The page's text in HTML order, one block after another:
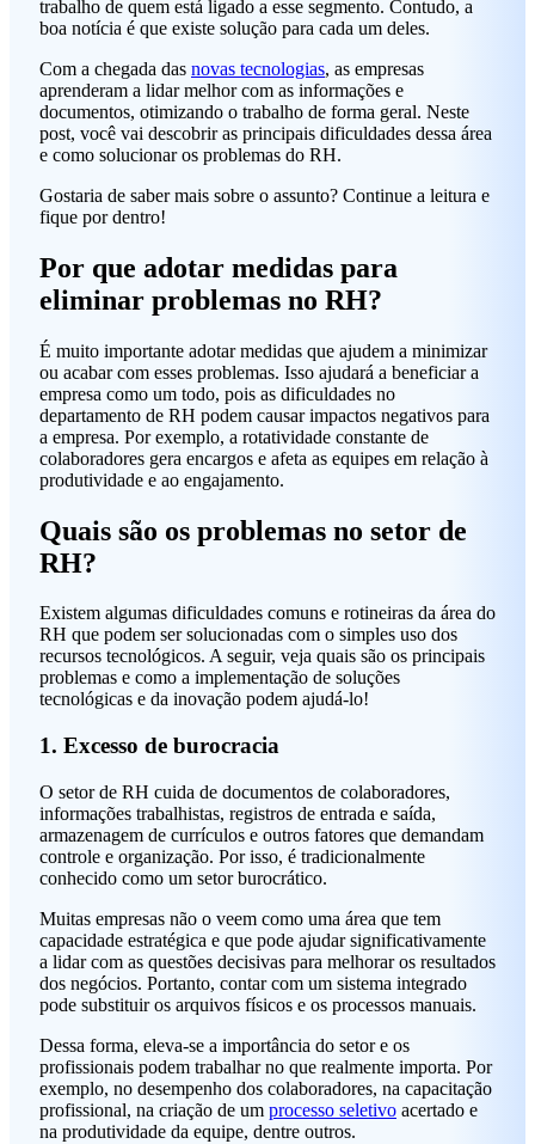
trabalho de quem está ligado a esse segmento. Contudo, a
boa notícia é que existe solução para cada um deles.
Com a chegada das novas tecnologias, as empresas
aprenderam a lidar melhor com as informações e
documentos, otimizando o trabalho de forma geral. Neste
post, você vai descobrir as principais dificuldades dessa área
e como solucionar os problemas do RH.
Gostaria de saber mais sobre o assunto? Continue a leitura e
fique por dentro!
Por que adotar medidas para
eliminar problemas no RH?
É muito importante adotar medidas que ajudem a minimizar
ou acabar com esses problemas. Isso ajudará a beneficiar a
empresa como um todo, pois as dificuldades no
departamento de RH podem causar impactos negativos para
a empresa. Por exemplo, a rotatividade constante de
colaboradores gera encargos e afeta as equipes em relação à
produtividade e ao engajamento.
Quais são os problemas no setor de
RH?
Existem algumas dificuldades comuns e rotineiras da área do
RH que podem ser solucionadas com o simples uso dos
recursos tecnológicos. A seguir, veja quais são os principais
problemas e como a implementação de soluções
tecnológicas e da inovação podem ajudá-lo!
1. Excesso de burocracia
O setor de RH cuida de documentos de colaboradores,
informações trabalhistas, registros de entrada e saída,
armazenagem de currículos e outros fatores que demandam
controle e organização. Por isso, é tradicionalmente
conhecido como um setor burocrático.
Muitas empresas não o veem como uma área que tem
capacidade estratégica e que pode ajudar significativamente
a lidar com as questões decisivas para melhorar os resultados
dos negócios. Portanto, contar com um sistema integrado
pode substituir os arquivos físicos e os processos manuais.
Dessa forma, eleva-se a importância do setor e os
profissionais podem trabalhar no que realmente importa. Por
exemplo, no desempenho dos colaboradores, na capacitação
profissional, na criação de um processo seletivo acertado e
na produtividade da equipe, dentre outros.